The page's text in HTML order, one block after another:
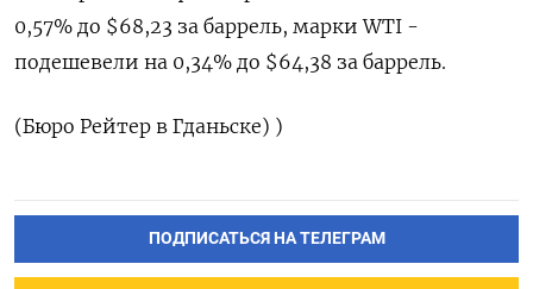
0,57% до $68,23 за баррель, марки WTI -
подешевели на 0,34% до $64,38 за баррель.
(Бюро Рейтер в Гданьске) )
ПОДПИСАТЬСЯ НА ТЕЛЕГРАМ